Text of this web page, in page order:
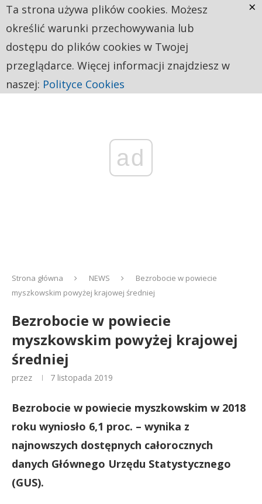
ad
Strona główna NEWS
Bezrobocie w powiecie
myszkowskim powyżej krajowej średniej
Bezrobocie w powiecie
myszkowskim powyżej krajowej
średniej
przez 7 listopada 2019
Bezrobocie w powiecie myszkowskim w 2018
roku wyniosło 6,1 proc. – wynika z
najnowszych dostępnych całorocznych
danych Głównego Urzędu Statystycznego
(GUS).
Ta strona używa plików cookies. Możesz
określić warunki przechowywania lub
dostępu do plików cookies w Twojej
przeglądarce. Więcej informacji znajdziesz w
naszej: Polityce Cookies
×